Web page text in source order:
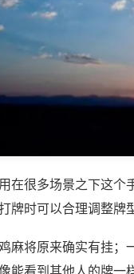
在很多场景之下这个
牌时可以合理调整牌
麻将原来确实有挂；
能看到其他人的牌一